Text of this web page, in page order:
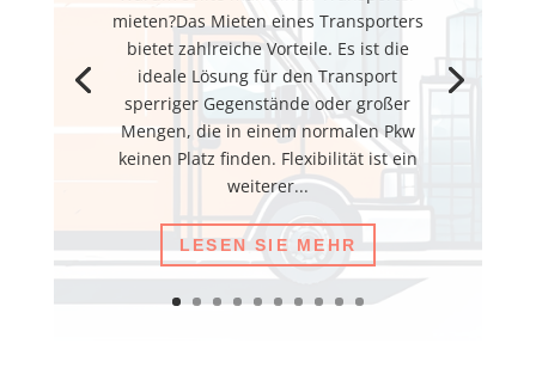
mieten?Das Mieten eines Transporters
bietet zahlreiche Vorteile. Es ist die
ideale Lösung für den Transport
sperriger Gegenstände oder großer
Mengen, die in einem normalen Pkw
keinen Platz finden. Flexibilität ist ein
weiterer...
LESEN SIE MEHR